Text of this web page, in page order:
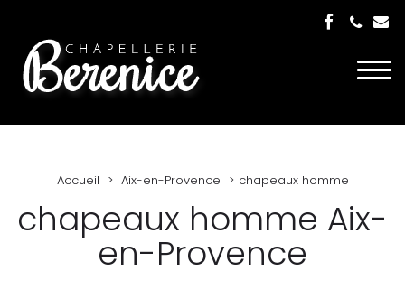
Accueil Aix-en-Provence chapeaux homme
chapeaux homme Aix-
en-Provence